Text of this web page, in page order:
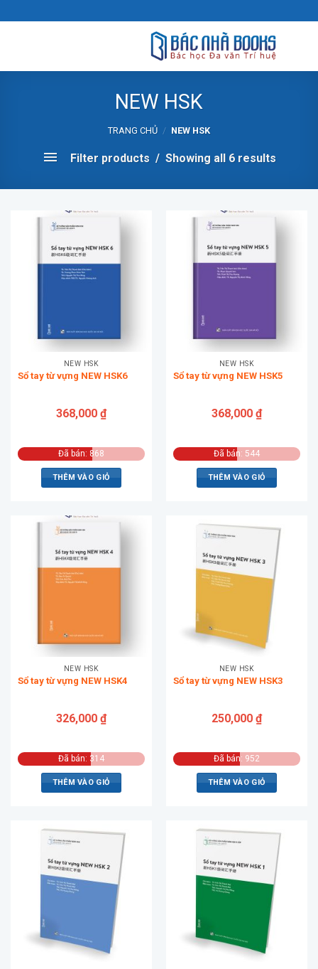
to
NEW HSK
TRANG CHỦ / NEW HSK
Filter products Showing all 6 results
NEW HSK
Sổ tay từ vựng NEW HSK6
368,000 ₫
Đã bán: 868
THÊM VÀO GIỎ
NEW HSK
Sổ tay từ vựng NEW HSK5
368,000 ₫
Đã bán: 544
THÊM VÀO GIỎ
NEW HSK
Sổ tay từ vựng NEW HSK4
326,000 ₫
Đã bán: 314
THÊM VÀO GIỎ
NEW HSK
Sổ tay từ vựng NEW HSK3
250,000 ₫
Đã bán: 952
THÊM VÀO GIỎ